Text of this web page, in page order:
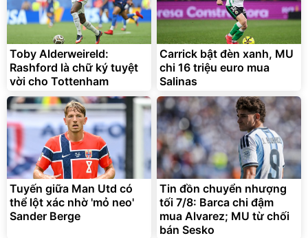
Toby Alderweireld:
Rashford là chữ ký tuyệt
vời cho Tottenham
Carrick bật đèn xanh, MU
chi 16 triệu euro mua
Salinas
Tuyến giữa Man Utd có
thể lột xác nhờ 'mỏ neo'
Sander Berge
Tin đồn chuyển nhượng
tối 7/8: Barca chi đậm
mua Alvarez; MU từ chối
bán Sesko